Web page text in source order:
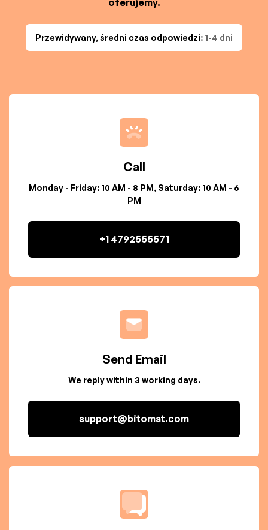
Przewidywany, średni czas odpowiedzi: 1-4 dni
Call
Monday - Friday: 10 AM - 8 PM, Saturday: 10 AM - 6
PM
+1 4792555571
Send Email
We reply within 3 working days.
support@bitomat.com